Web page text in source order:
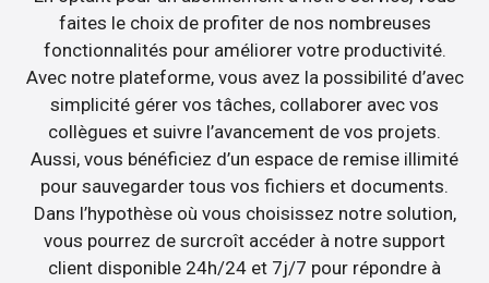
faites le choix de profiter de nos nombreuses
fonctionnalités pour améliorer votre productivité.
Avec notre plateforme, vous avez la possibilité d’avec
simplicité gérer vos tâches, collaborer avec vos
collègues et suivre l’avancement de vos projets.
Aussi, vous bénéficiez d’un espace de remise illimité
pour sauvegarder tous vos fichiers et documents.
Dans l’hypothèse où vous choisissez notre solution,
vous pourrez de surcroît accéder à notre support
client disponible 24h/24 et 7j/7 pour répondre à